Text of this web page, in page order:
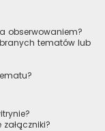
obserwowaniem?
tematów lub